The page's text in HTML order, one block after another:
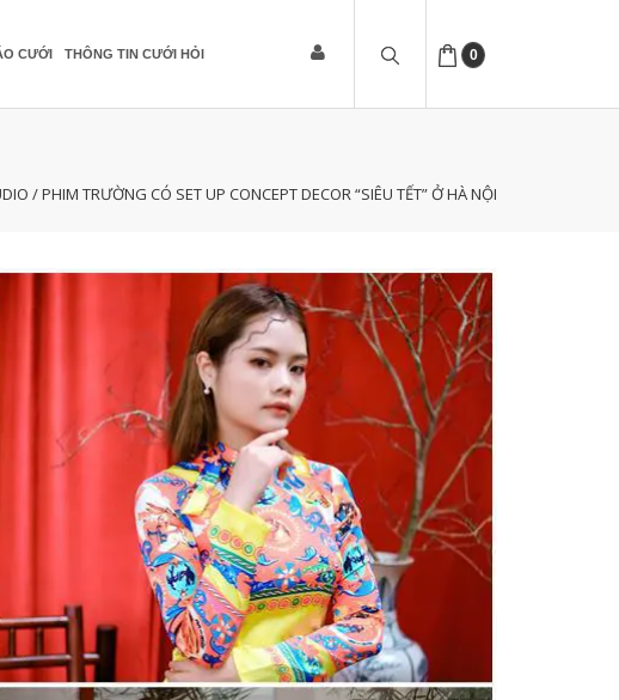
0
CƯỚI THÔNG TIN CƯỚI HỎI
/ PHIM TRƯỜNG CÓ SET UP CONCEPT DECOR “SIÊU TẾT” Ở HÀ NỘI